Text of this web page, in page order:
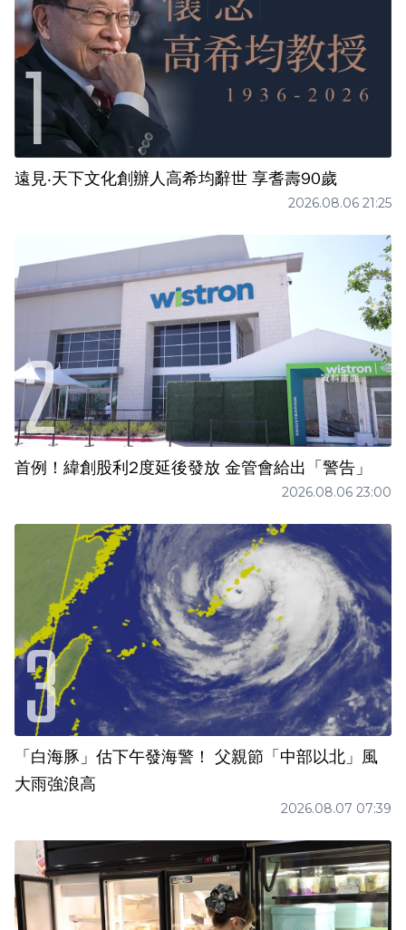
遠見‧天下文化創辦人高希均辭世 享耆壽90歲
2026.08.06 21:25
首例！緯創股利2度延後發放 金管會給出「警告」
2026.08.06 23:00
「白海豚」估下午發海警！ 父親節「中部以北」風
大雨強浪高
2026.08.07 07:39